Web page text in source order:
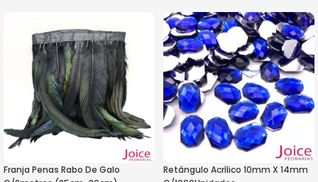
Franja Penas Rabo De Galo
Retângulo Acrílico 10mm X 14mm